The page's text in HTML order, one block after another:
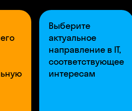
Выберите
актуальное
направление в IT,
соответствующее
интересам